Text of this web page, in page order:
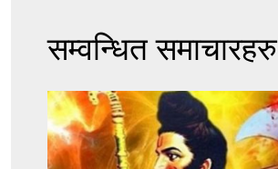
सम्वन्धित समाचारहरु